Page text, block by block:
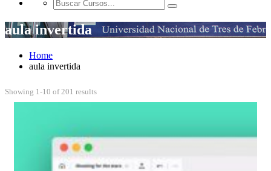
aula invertida
Home
aula invertida
Showing 1-10 of 201 results